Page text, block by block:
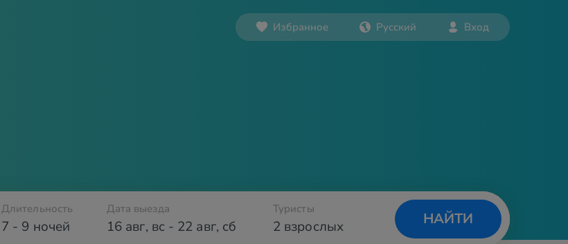
Избранное Русский Вход
7 - 9 ночей
Длительность Дата выезда
16 авг, вс- 22 авг, сб 2 взрослых
Туристы
НАЙТИ